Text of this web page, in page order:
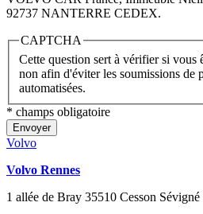
92737 NANTERRE CEDEX.
CAPTCHA
Cette question sert à vérifier si vous
non afin d'éviter les soumissions de
automatisées.
* champs obligatoire
Envoyer
Volvo
Volvo Rennes
1 allée de Bray 35510 Cesson Sévigné